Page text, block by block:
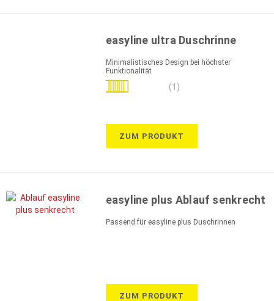
easyline ultra Duschrinne
Minimalistisches Design bei höchster
Funktionalität
Bewertung:
(1)
ZUM PRODUKT
easyline plus Ablauf senkrecht
Passend für easyline plus Duschrinnen
ZUM PRODUKT